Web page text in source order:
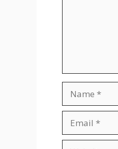
Name
Email
Website